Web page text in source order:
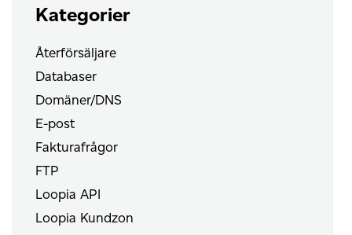
Kategorier
Återförsäljare
Databaser
Domäner/DNS
E-post
Fakturafrågor
FTP
Loopia API
Loopia Kundzon